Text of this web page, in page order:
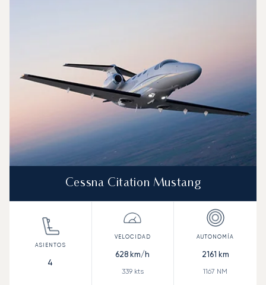
Cessna Citation Mustang
4
628 km/h
339kts
2161 km
1167 NM